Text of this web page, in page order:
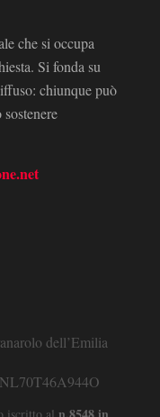
che si occupa
Si fonda su
chiunque può
dell’Emilia